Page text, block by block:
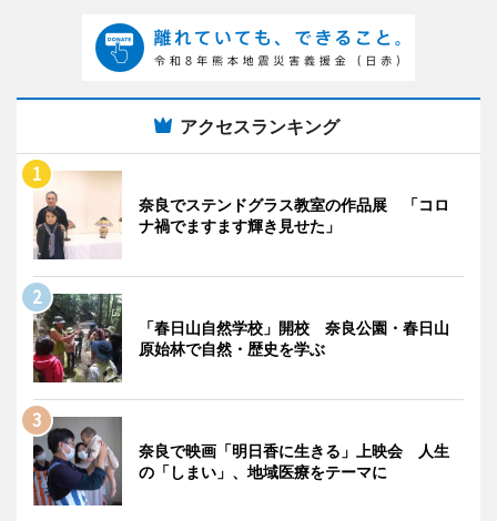
アクセスランキング
奈良でステンドグラス教室の作品展 「コロ
ナ禍でますます輝き見せた」
「春日山自然学校」開校 奈良公園・春日山
原始林で自然・歴史を学ぶ
奈良で映画「明日香に生きる」上映会 人生
の「しまい」、地域医療をテーマに